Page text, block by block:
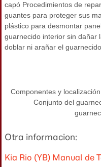
capó Procedimientos de
guantes para proteger sus
plástico para desmontar
guarnecido interior sin dañar
doblar ni arañar el
Componentes y
Conjunto del
Otra informacion:
Kia Rio (YB) Manual de